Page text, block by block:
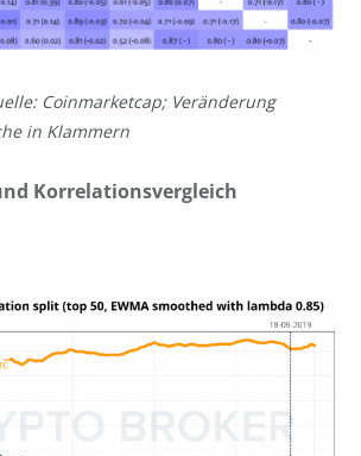
Coinmarketcap; Veränderung
in Klammern
Korrelationsvergleich